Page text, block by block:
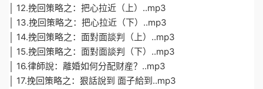
│ 12.挽回策略之：把心拉近（上）..mp3
│ 13.挽回策略之：把心拉近（下）..mp3
│ 14.挽回策略之：面對面談判（上）..mp3
│ 15.挽回策略之：面對面談判（下）..mp3
│ 16.律師說：離婚如何分配财産？..mp3
│ 17.挽回策略之：狠話說到 面子給到..mp3